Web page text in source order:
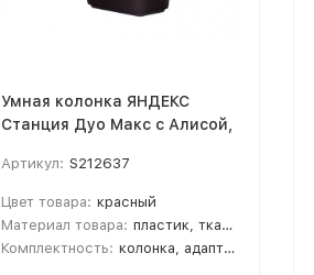
Умная колонка ЯНДЕКС
Станция Дуо Макс с Алисой,
красный (YNDX-00055RED)
Артикул: S212637
Цвет товара: красный
Материал товара: пластик, ткань, стекло
Комплектность: колонка, адаптер питания